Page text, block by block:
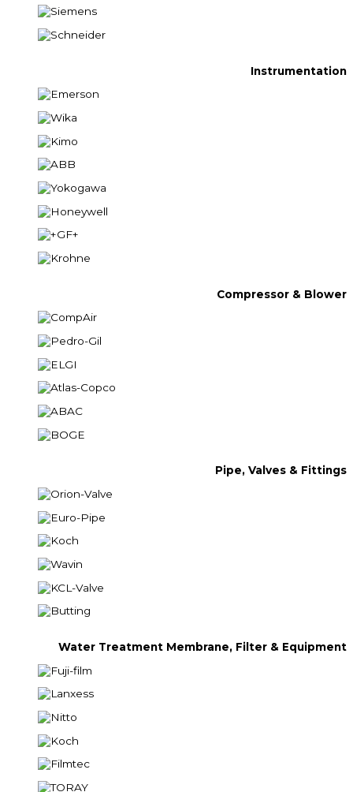
Instrumentation
Compressor & Blower
Pipe, Valves & Fittings
Water Treatment Membrane, Filter & Equipment